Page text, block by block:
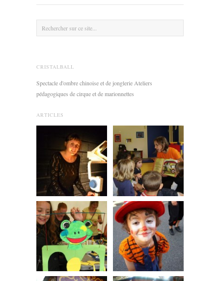
CRISTALBALL
Spectacle d'ombre chinoise et de jonglerie Ateliers
pédagogiques de cirque et de marionnettes
ARTICLES